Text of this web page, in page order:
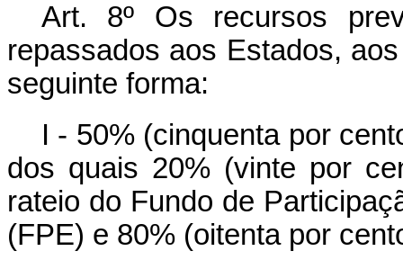
Art. 8º Os recursos
repassados aos Estados,
seguinte forma:
I - 50% (cinquenta por
dos quais 20% (vinte por
rateio do Fundo de
(FPE) e 80% (oitenta por